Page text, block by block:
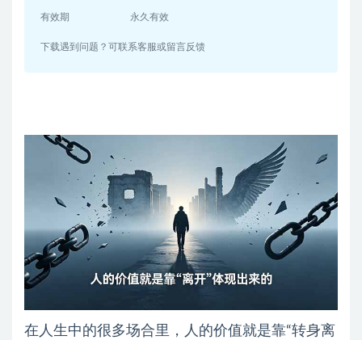
有效期 永久有效
下载遇到问题？可联系客服或留言反馈
在人生中的很多场合里，人的价值就是靠“转身离